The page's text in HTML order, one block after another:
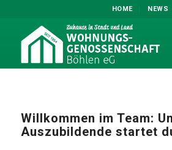
HOME NEWS
Willkommen im Team:
Auszubildende startet